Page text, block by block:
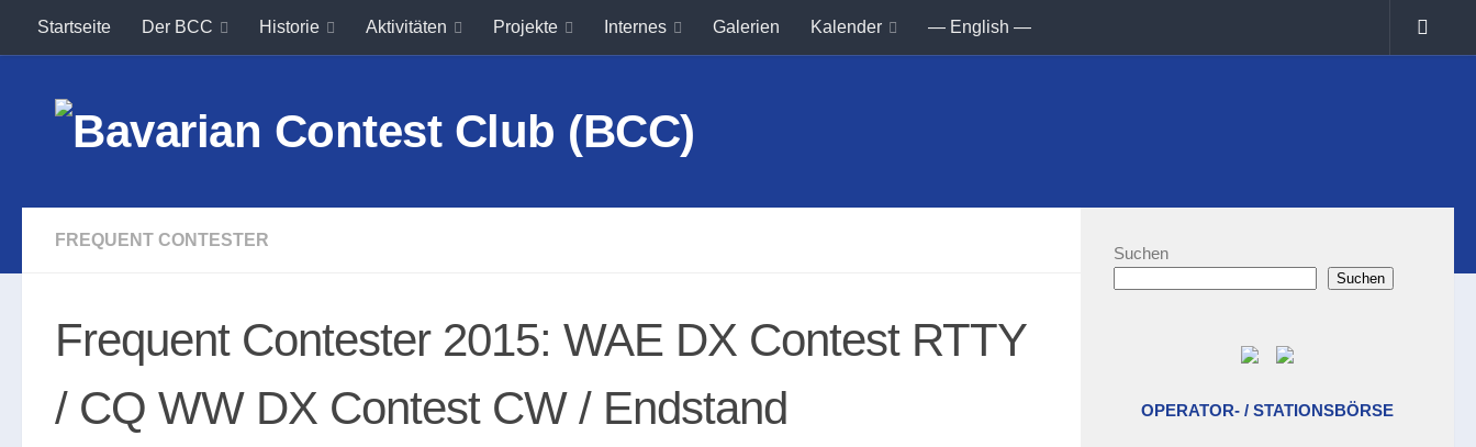
Unter dem Inhalt
Startseite Der BCC Historie Aktivitäten Projekte Internes Galerien Kalender — English —
FREQUENT CONTESTER
Frequent Contester 2015: WAE DX Contest RTTY
/ CQ WW DX Contest CW / Endstand
Suchen
Suchen
OPERATOR- / STATIONSBÖRSE